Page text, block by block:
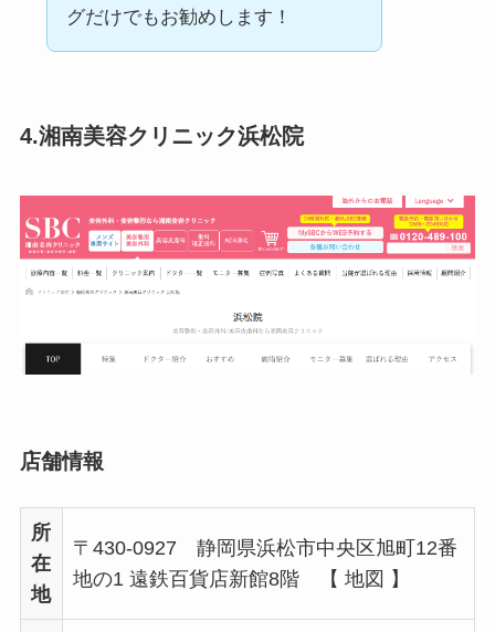
グだけでもお勧めします！
4.湘南美容クリニック浜松院
店舗情報
所
在
地
〒430-0927 静岡県浜松市中央区旭町12番
地の1 遠鉄百貨店新館8階 【 地図 】